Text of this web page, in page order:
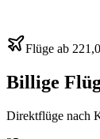
Flüge ab
Billige
Direktflüge nach